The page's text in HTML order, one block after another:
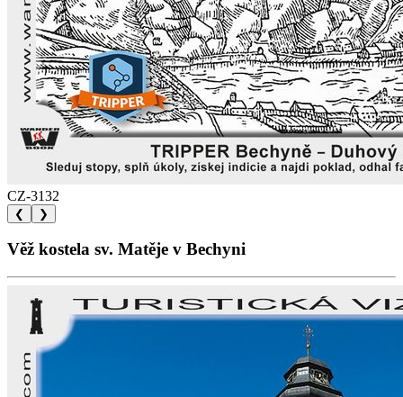
CZ-3132
❮ ❯
Věž kostela sv. Matěje v Bechyni